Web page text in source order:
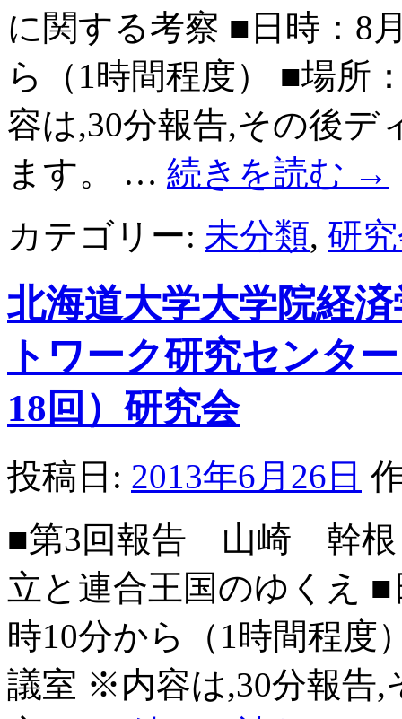
に関する考察 ■日時：8
ら（1時間程度） ■場
容は,30分報告,その後デ
ます。 … 続きを読む →
カテゴリー: 未分類, 研
北海道大学大学院経
トワーク研究センタ
18回）研究会
投稿日: 2013年6月26日
■第3回報告 山崎 幹根
立と連合王国のゆくえ
時10分から（1時間程
議室 ※内容は,30分報告,